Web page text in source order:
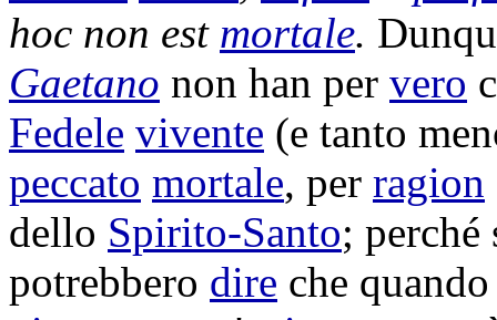
hoc non est mortale.
Gaetano non han per vero
Fedele vivente (e tanto
peccato mortale, per ragion
dello Spirito-Santo; perché
potrebbero dire che